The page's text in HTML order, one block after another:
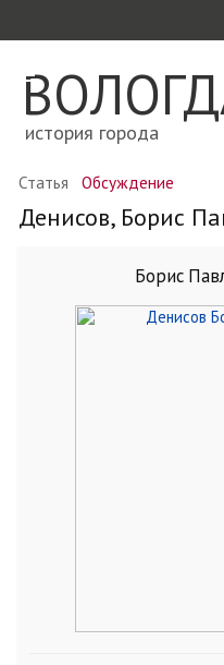
история города
≡
Статья Обсуждение
Денисов, Борис
Борис